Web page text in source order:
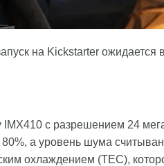
на Kickstarter
с разрешением 24
а уровень шума
охлаждением (TEC),